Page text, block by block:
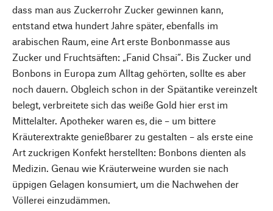
dass man aus Zuckerrohr Zucker gewinnen kann,
entstand etwa hundert Jahre später, ebenfalls im
arabischen Raum, eine Art erste Bonbonmasse aus
Zucker und Fruchtsäften: „Fanid Chsai“. Bis Zucker und
Bonbons in Europa zum Alltag gehörten, sollte es aber
noch dauern. Obgleich schon in der Spätantike vereinzelt
belegt, verbreitete sich das weiße Gold hier erst im
Mittelalter. Apotheker waren es, die – um bittere
Kräuterextrakte genießbarer zu gestalten – als erste eine
Art zuckrigen Konfekt herstellten: Bonbons dienten als
Medizin. Genau wie Kräuterweine wurden sie nach
üppigen Gelagen konsumiert, um die Nachwehen der
Völlerei einzudämmen.